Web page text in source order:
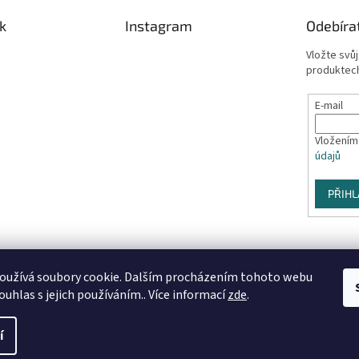
soubory cookie. Dalším procházením tohoto webu
s jejich používáním.. Více informacízde.
Instagram
Sledovat na Instagramu
Vložte
E-mail
údajů